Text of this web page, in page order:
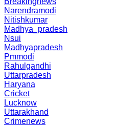
Narendramodi
Nitishkumar
Madhya_pradesh
Nsui
Madhyapradesh
Pmmodi
Rahulgandhi
Uttarpradesh
Haryana
Cricket
Lucknow
Uttarakhand
Crimenews